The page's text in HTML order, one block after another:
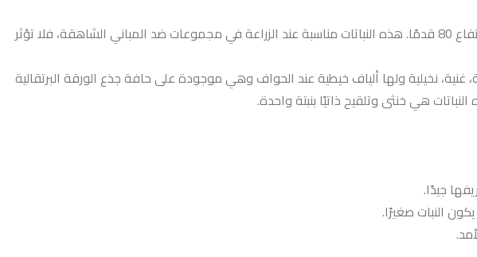
يمكن رؤيتها من 40 إلى 50 قدمًا ويمكن أن تصل أحيانًا إلى ارتفاع 80 قدمًا. هذه النباتات مناسبة عند الزراعة في مجموعات ضد المباني الشاهقة، فلا تؤثر
نخيلية ولها ألياف خيطية عند الحواف وهي موجودة على حافة جذع الورقة البرتقالية
هي خنثى وتلقيح ذاتيًا بنبتة واحدة.
جيدًا.
النبات صغيرًا.